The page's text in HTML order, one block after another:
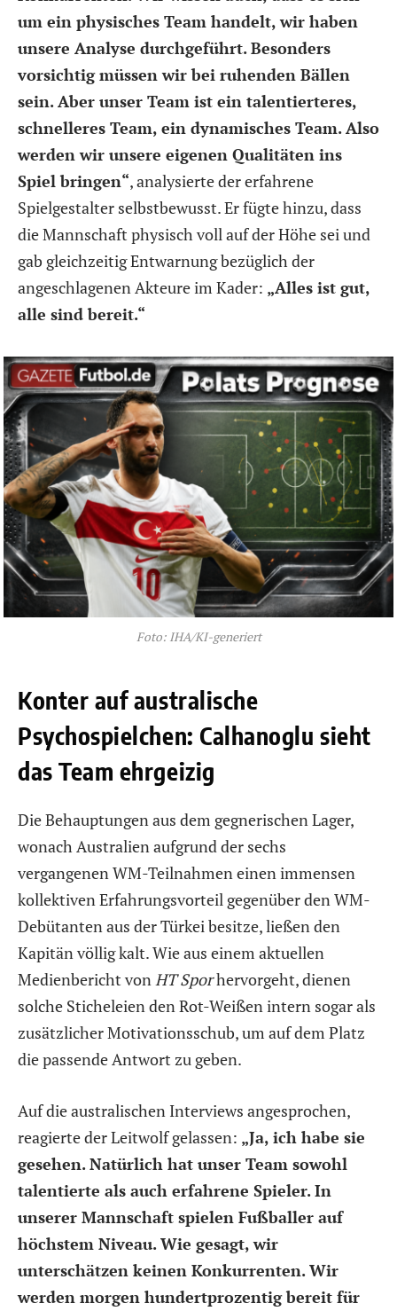
um ein physisches Team handelt, wir haben
unsere Analyse durchgeführt. Besonders
vorsichtig müssen wir bei ruhenden Bällen
sein. Aber unser Team ist ein talentierteres,
schnelleres Team, ein dynamisches Team. Also
werden wir unsere eigenen Qualitäten ins
Spiel bringen“, analysierte der erfahrene
Spielgestalter selbstbewusst. Er fügte hinzu, dass
die Mannschaft physisch voll auf der Höhe sei und
gab gleichzeitig Entwarnung bezüglich der
angeschlagenen Akteure im Kader: „Alles ist gut,
alle sind bereit.“
Foto: IHA/KI-generiert
Konter auf australische
Psychospielchen: Calhanoglu sieht
das Team ehrgeizig
Die Behauptungen aus dem gegnerischen Lager,
wonach Australien aufgrund der sechs
vergangenen WM-Teilnahmen einen immensen
kollektiven Erfahrungsvorteil gegenüber den WM-
Debütanten aus der Türkei besitze, ließen den
Kapitän völlig kalt. Wie aus einem aktuellen
Medienbericht vonHT Sporhervorgeht, dienen
solche Sticheleien den Rot-Weißen intern sogar als
zusätzlicher Motivationsschub, um auf dem Platz
die passende Antwort zu geben.
Auf die australischen Interviews angesprochen,
reagierte der Leitwolf gelassen: „Ja, ich habe sie
gesehen. Natürlich hat unser Team sowohl
talentierte als auch erfahrene Spieler. In
unserer Mannschaft spielen Fußballer auf
höchstem Niveau. Wie gesagt, wir
unterschätzen keinen Konkurrenten. Wir
werden morgen hundertprozentig bereit für